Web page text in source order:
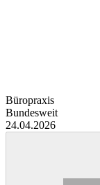
Büropraxis
Bundesweit
24.04.2026